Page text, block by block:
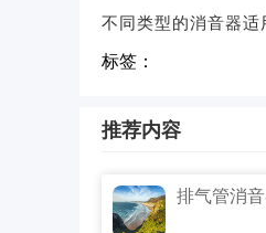
不同类型的消音器适
标签：
推荐内容
排气管消